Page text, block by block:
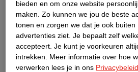
bieden en om onze website
maken. Zo kunnen we jou de beste
tonen en zorgen we dat je ook
advertenties ziet. Je bepaalt zelf
accepteert. Je kunt je voorkeuren
intrekken.
Meer informatie over hoe
verwerken lees je in ons Privacybeleid